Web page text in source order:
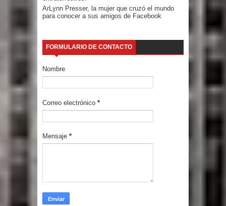
ArLynn Presser, la mujer que cruzó el mundo
para conocer a sus amigos de Facebook
FORMULARIO DE CONTACTO
Nombre
Correo electrónico *
Mensaje *